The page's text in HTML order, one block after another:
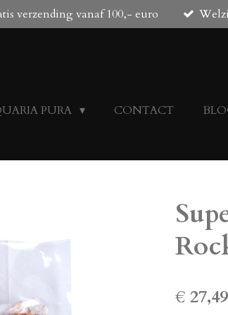
verzending vanaf 100,- euro
PURA CONTACT
€ 27,49